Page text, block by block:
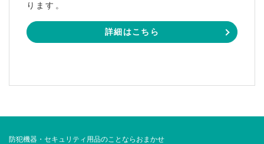
ります。
詳細はこちら
防犯機器・セキュリティ用品のことならおまかせ